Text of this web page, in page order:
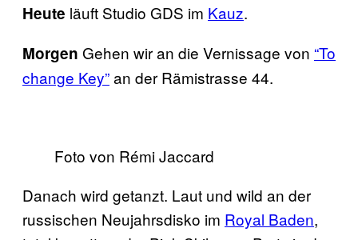
Heute läuft Studio GDS im Kauz.
Morgen Gehen wir an die Vernissage von “To
change Key”an der Rämistrasse 44.
Foto von Rémi Jaccard
Danach wird getanzt. Laut und wild an der
russischen Neujahrsdisko im Royal Baden,